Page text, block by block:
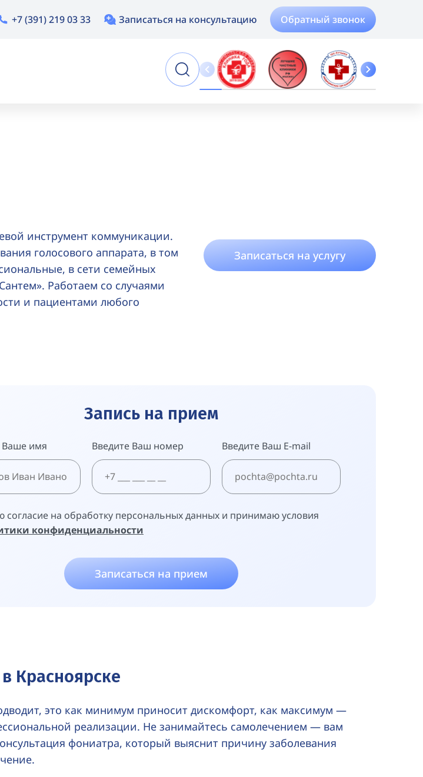
+7 (391) 219 03 33 Записаться на консультацию Обратный звонок
инструмент коммуникации.
голосового аппарата, в том
в сети семейных
Работаем со случаями
и пациентами любого
Записаться на услугу
Запись на прием
Ваше имя Введите Ваш номер Введите Ваш E-mail
согласие на обработку персональных данных и принимаю условия
конфиденциальности
Записаться на прием
Красноярске
это как минимум приносит дискомфорт, как максимум —
реализации. Не занимайтесь самолечением — вам
фониатра, который выяснит причину заболевания
Online